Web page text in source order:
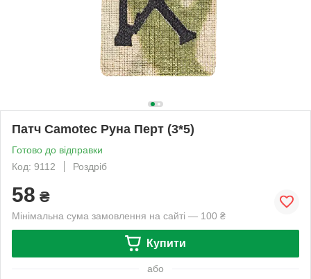
Патч Camotec Руна Перт (3*5)
Готово до відправки
Код: 9112
Роздріб
58 ₴
Мінімальна сума замовлення на сайті — 100 ₴
Купити
або